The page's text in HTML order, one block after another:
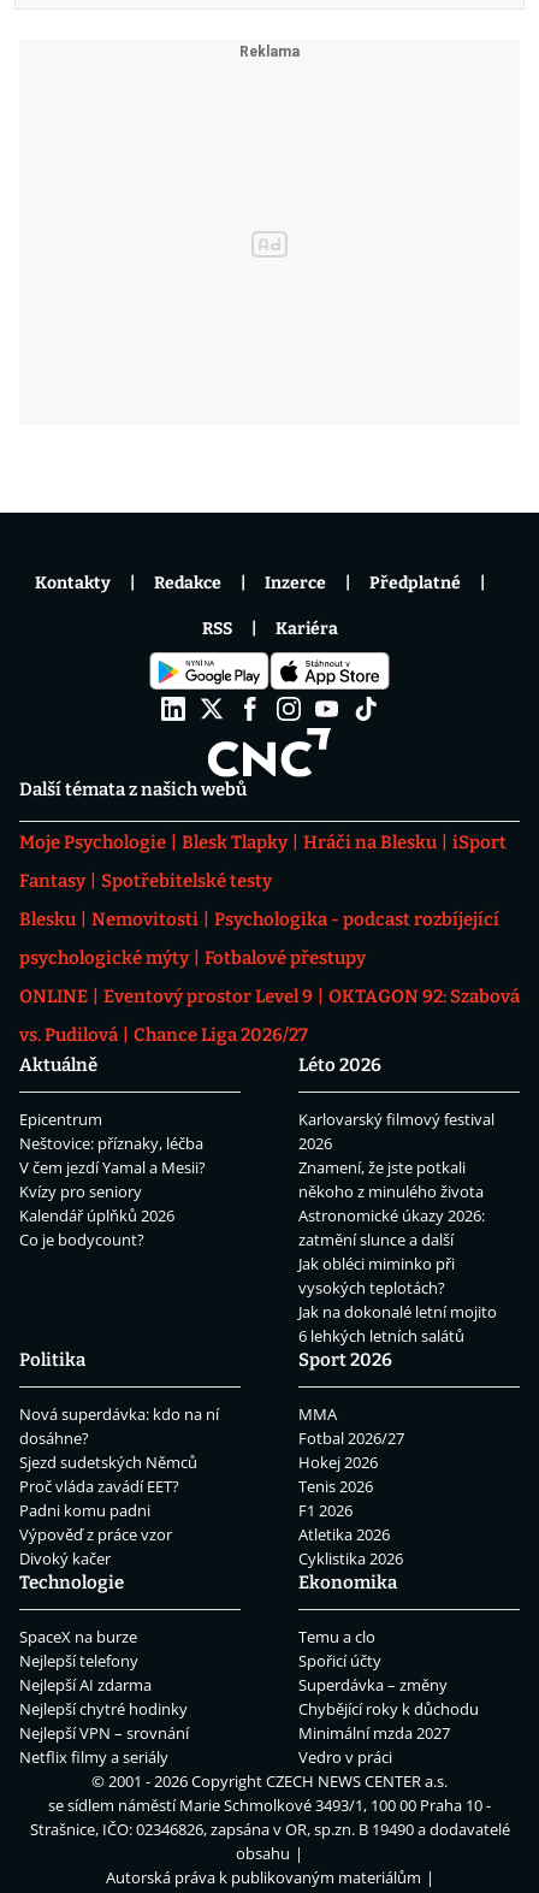
Další témata z našich webů
Moje Psychologie Blesk Tlapky Hráči na Blesku
iSport
Fantasy
Spotřebitelské testy
Blesku
Nemovitosti
Psychologika - podcast rozbíjející
psychologické mýty
Fotbalové přestupy
ONLINE
Eventový prostor Level 9
OKTAGON 92: Szabová
vs. Pudilová
Chance Liga 2026/27
Aktuálně
Epicentrum
Neštovice: příznaky, léčba
V čem jezdí Yamal a Mesii?
Kvízy pro seniory
Kalendář úplňků 2026
Co je bodycount?
Léto 2026
Karlovarský filmový festival
2026
Znamení, že jste potkali
někoho z minulého života
Astronomické úkazy 2026:
zatmění slunce a další
Jak obléci miminko při
vysokých teplotách?
Jak na dokonalé letní mojito
6 lehkých letních salátů
Politika
Nová superdávka: kdo na ní
dosáhne?
Sjezd sudetských Němců
Proč vláda zavádí EET?
Padni komu padni
Výpověď z práce vzor
Divoký kačer
Sport 2026
MMA
Fotbal 2026/27
Hokej 2026
Tenis 2026
F1 2026
Atletika 2026
Cyklistika 2026
Technologie
SpaceX na burze
Nejlepší telefony
Nejlepší AI zdarma
Nejlepší chytré hodinky
Nejlepší VPN – srovnání
Netflix filmy a seriály
Ekonomika
Temu a clo
Spořicí účty
Superdávka – změny
Chybějící roky k důchodu
Minimální mzda 2027
Vedro v práci
Kontakty Redakce Inzerce Předplatné
RSS Kariéra
© 2001 - 2026 CopyrightCZECH NEWS CENTER a.s.
se sídlem náměstí Marie Schmolkové 3493/1, 100 00 Praha 10 -
Strašnice, IČO: 02346826, zapsána v OR, sp.zn. B 19490 a dodavatelé
obsahu
Autorská práva k publikovaným materiálům